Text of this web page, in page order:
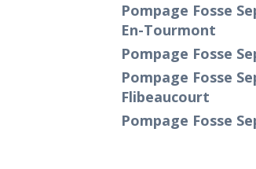
Pompage Fosse
En-Tourmont
Pompage Fosse
Pompage Fosse
Flibeaucourt
Pompage Fosse